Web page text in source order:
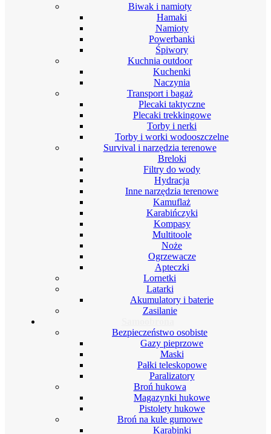
Biwak i namioty
Hamaki
Namioty
Powerbanki
Śpiwory
Kuchnia outdoor
Kuchenki
Naczynia
Transport i bagaż
Plecaki taktyczne
Plecaki trekkingowe
Torby i nerki
Torby i worki wodooszczelne
Survival i narzędzia terenowe
Breloki
Filtry do wody
Hydracja
Inne narzędzia terenowe
Kamuflaż
Karabińczyki
Kompasy
Multitoole
Noże
Ogrzewacze
Apteczki
Lornetki
Latarki
Akumulatory i baterie
Zasilanie
Bezpieczeństwo osobiste
Gazy pieprzowe
Maski
Pałki teleskopowe
Paralizatory
Broń hukowa
Magazynki hukowe
Pistolety hukowe
Broń na kule gumowe
Karabinki